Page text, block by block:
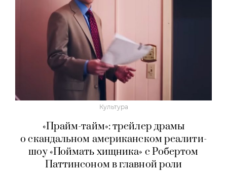
Культура
«Прайм-тайм»: трейлер драмы
о скандальном американском реалити-
шоу «Поймать хищника» с Робертом
Паттинсоном в главной роли